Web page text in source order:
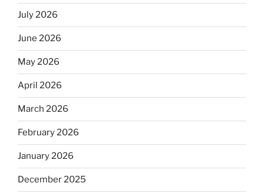
July 2026
June 2026
May 2026
April 2026
March 2026
February 2026
January 2026
December 2025